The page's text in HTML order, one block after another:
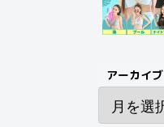
アーカイブ